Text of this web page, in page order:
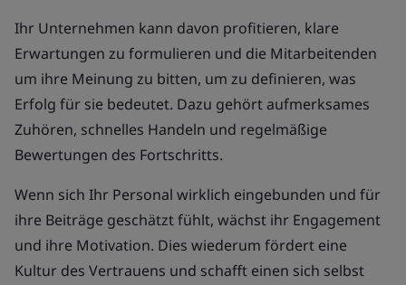
Ihr Unternehmen kann davon profitieren, klare
Erwartungen zu formulieren und die Mitarbeitenden
um ihre Meinung zu bitten, um zu definieren, was
Erfolg für sie bedeutet. Dazu gehört aufmerksames
Zuhören, schnelles Handeln und regelmäßige
Bewertungen des Fortschritts.
Wenn sich Ihr Personal wirklich eingebunden und für
ihre Beiträge geschätzt fühlt, wächst ihr Engagement
und ihre Motivation. Dies wiederum fördert eine
Kultur des Vertrauens und schafft einen sich selbst